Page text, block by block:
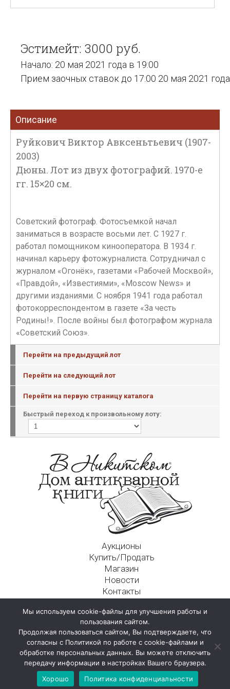
Эстимейт: 3000 руб.
Начало: 20 мая 2021 года в 19:00
Прием заочных ставок до 17:00 20 мая 2021 года
Описание
Руйкович Виктор Авксеньтьевич (1907-
2003)
Дюны. Лот из двух фотографий. 1970-е
гг. 15×20 см.
Советский фотограф. Фотосъемкой начал
заниматься в возрасте восьми лет. С 1927 г.
работал помощником кинооператора. В 1934 г.
начинал карьеру фотожурналиста. Сотрудничал с
журналом «Огонёк», газетами «Рабочей Москвой»,
«Правдой», «Известиями», «Moscow News» и
другими изданиями. С ноября 1941 года работал
фотокорреспондентом в газете «За честь
Родины!». После войны был фотографом журнала
«Советский Союз».
Перейти на предыдущий лот
Перейти на следующий лот
Перейти на первую страницу каталога
Быстрый переход к произвольному лоту:
Аукционы
Купить/Продать
Магазин
Новости
Контакты
125009, г. Москва, Никитский пер., д. 4а, стр. 1
Мы используем cookie-файлы для улучшения работы и
пользования сайтом.
Продолжая пользоваться сайтом, Вы подтверждаете, что
согласны с Политикой по работе с cookie-файлами и
обработке персональных данных. Вы можете отключить
передачу информации в настройках Вашего браузера.
Хорошо
Политика конфиденциальности